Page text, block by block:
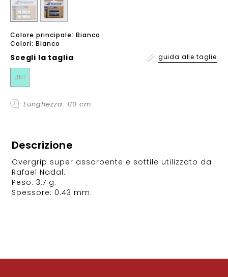
Colore principale: Bianco
Colori: Bianco
Scegli la taglia guida alle taglie
UNI
Lunghezza: 110 cm.
Descrizione
Overgrip super assorbente e sottile utilizzato da
Rafael Nadal.
Peso: 3,7 g.
Spessore: 0.43 mm.